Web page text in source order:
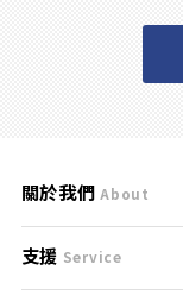
關於我們 About
刊登規範
支援 Service